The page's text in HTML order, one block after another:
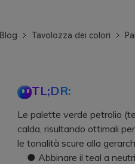
Blog Tavolozza dei colori
TL;DR:
Le palette verde petrolio
calda, risultando ottimali
le tonalità scure alla
● Abbinare il teal a